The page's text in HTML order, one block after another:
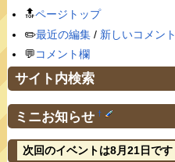
🔝ページトップ
✏️最近の編集/ 新しいコメント
💬コメント欄
サイト内検索
ミニお知らせ †
次回のイベントは8月21日です